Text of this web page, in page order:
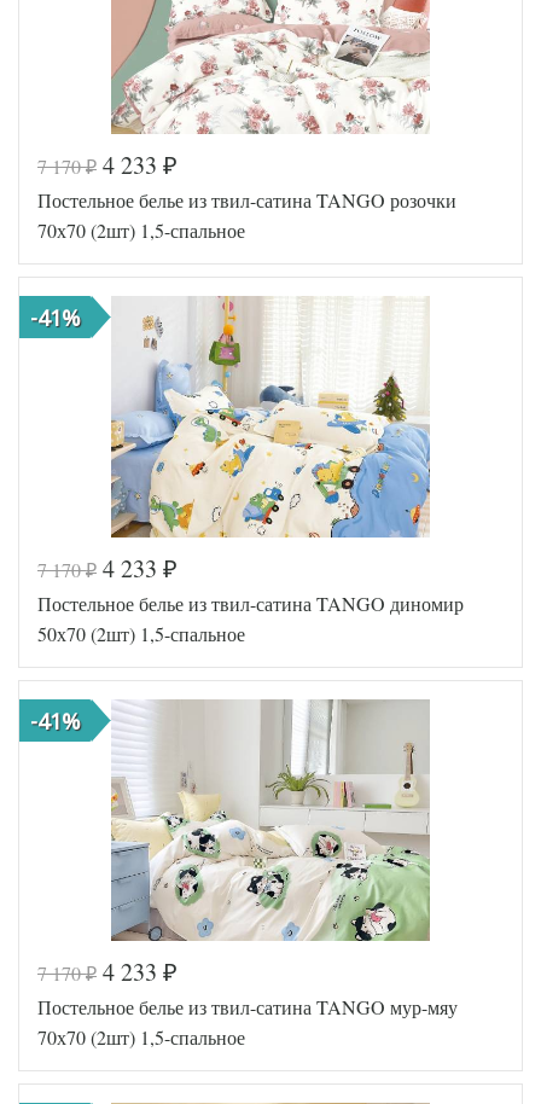
Код товара
578-295
Артикул
TT1251
Размер
пододеяльника
150х200
Размер
простыни
180х230
70х70
(2шт)
Производитель
Tango
(Китай)
7 170₽ 4 233 ₽
Постельное белье из твил-сатина TANGO розочки
70х70 (2шт) 1,5-спальное
-41%
Код товара
577-829
Артикул
TT1243
Размер
пододеяльника 150х200
7 170₽ 4 233 ₽
Постельное белье из твил-сатина TANGO диномир
50х70 (2шт) 1,5-спальное
-41%
7 170₽ 4 233 ₽
Постельное белье из твил-сатина TANGO мур-мяу
70х70 (2шт) 1,5-спальное